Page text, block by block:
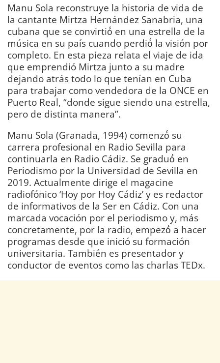
Manu Sola reconstruye la historia de vida de
la cantante Mirtza Hernández Sanabria, una
cubana que se convirtió́ en una estrella de la
música en su país cuando perdió́ la visión por
completo. En esta pieza relata el viaje de ida
que emprendió Mirtza junto a su madre
dejando atrás todo lo que tenían en Cuba
para trabajar como vendedora de la ONCE en
Puerto Real, “donde sigue siendo una estrella,
pero de distinta manera”.
Manu Sola (Granada, 1994) comenzó́ su
carrera profesional en Radio Sevilla para
continuarla en Radio Cádiz. Se graduó́ en
Periodismo por la Universidad de Sevilla en
2019. Actualmente dirige el magacine
radiofónico ‘Hoy por Hoy Cádiz’ y es redactor
de informativos de la Ser en Cádiz. Con una
marcada vocación por el periodismo y, más
concretamente, por la radio, empezó́ a hacer
programas desde que inició su formación
universitaria. También es presentador y
conductor de eventos como las charlas TEDx.